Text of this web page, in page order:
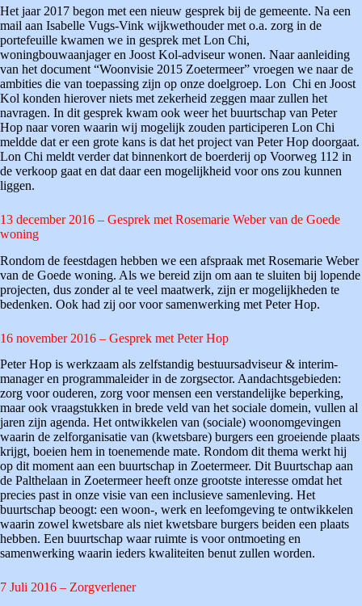
Het jaar 2017 begon met een nieuw gesprek bij de gemeente. Na een
mail aan Isabelle Vugs-Vink wijkwethouder met o.a. zorg in de
portefeuille kwamen we in gesprek met Lon Chi,
woningbouwaanjager en Joost Kol-adviseur wonen. Naar aanleiding
van het document “Woonvisie 2015 Zoetermeer” vroegen we naar de
ambities die van toepassing zijn op onze doelgroep. Lon Chi en Joost
Kol konden hierover niets met zekerheid zeggen maar zullen het
navragen. In dit gesprek kwam ook weer het buurtschap van Peter
Hop naar voren waarin wij mogelijk zouden participeren Lon Chi
meldde dat er een grote kans is dat het project van Peter Hop doorgaat.
Lon Chi meldt verder dat binnenkort de boerderij op Voorweg 112 in
de verkoop gaat en dat daar een mogelijkheid voor ons zou kunnen
liggen.
13 december 2016 – Gesprek met Rosemarie Weber van de Goede
woning
Rondom de feestdagen hebben we een afspraak met Rosemarie Weber
van de Goede woning. Als we bereid zijn om aan te sluiten bij lopende
projecten, dus zonder al te veel maatwerk, zijn er mogelijkheden te
bedenken. Ook had zij oor voor samenwerking met Peter Hop.
16 november 2016 – Gesprek met Peter Hop
Peter Hop is werkzaam als zelfstandig bestuursadviseur & interim-
manager en programmaleider in de zorgsector. Aandachtsgebieden:
zorg voor ouderen, zorg voor mensen een verstandelijke beperking,
maar ook vraagstukken in brede veld van het sociale domein, vullen al
jaren zijn agenda. Het ontwikkelen van (sociale) woonomgevingen
waarin de zelforganisatie van (kwetsbare) burgers een groeiende plaats
krijgt, boeien hem in toenemende mate. Rondom dit thema werkt hij
op dit moment aan een buurtschap in Zoetermeer. Dit Buurtschap aan
de Palthelaan in Zoetermeer heeft onze grootste interesse omdat het
precies past in onze visie van een inclusieve samenleving. Het
buurtschap beoogt: een woon-, werk en leefomgeving te ontwikkelen
waarin zowel kwetsbare als niet kwetsbare burgers beiden een plaats
hebben. Een buurtschap waar ruimte is voor ontmoeting en
samenwerking waarin ieders kwaliteiten benut zullen worden.
7 Juli 2016 – Zorgverlener